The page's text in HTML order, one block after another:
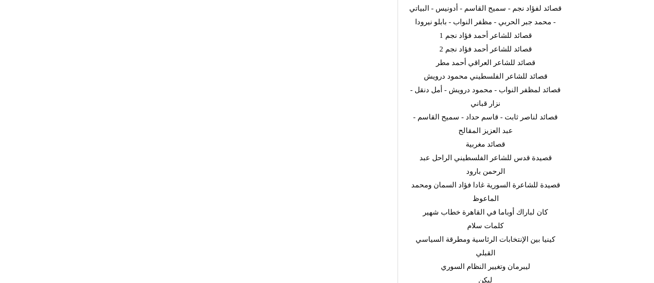
قصائد لفؤاد نجم - سميح القاسم - أدونيس - البياتي
- محمد جبر الحربي - مظفر النواب - بابلو نيرودا
قصائد للشاعر أحمد فؤاد نجم 1
قصائد للشاعر أحمد فؤاد نجم 2
قصائد للشاعر العراقي أحمد مطر
قصائد للشاعر الفلسطيني محمود درويش
قصائد لمظفر النواب - محمود درويش - أمل دنقل -
نزار قباني
قصائد لناصر ثابت - قاسم حداد - سميح القاسم -
عبد العزيز المقالح
قصائد مغربية
قصيدة قدس للشاعر الفلسطيني الراحل عبد
الرحمن بارود
قصيدة للشاعرة السورية غادا فؤاد السمان ومحمد
الماعوظ
كان لباراك أوباما في القاهرة خطاب شهير
كلمات سلام
كينيا بين الإنتخابات الرئاسية ومطرقة السياسي
القبلي
ليبرمان وتغيير النظام السوري
ليكن